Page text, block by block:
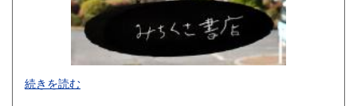
1,410円 大分県
1,410円 鹿児島県
沖縄県
続きを読む